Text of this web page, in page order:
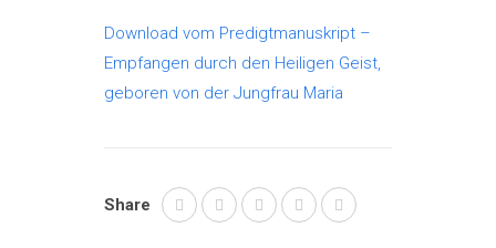
Download vom Predigtmanuskript –
Empfangen durch den Heiligen Geist,
geboren von der Jungfrau Maria
Share